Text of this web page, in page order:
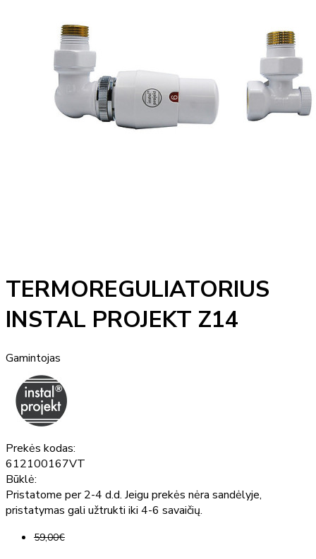
TERMOREGULIATORIUS
INSTAL PROJEKT Z14
Gamintojas
Prekės kodas:
612100167VT
Būklė:
Pristatome per 2-4 d.d. Jeigu prekės nėra sandėlyje,
pristatymas gali užtrukti iki 4-6 savaičių.
59,00€